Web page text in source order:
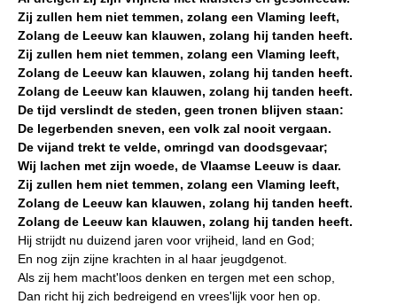
Zij zullen hem niet temmen, zolang een Vlaming leeft,
Zolang de Leeuw kan klauwen, zolang hij tanden heeft.
Zij zullen hem niet temmen, zolang een Vlaming leeft,
Zolang de Leeuw kan klauwen, zolang hij tanden heeft.
Zolang de Leeuw kan klauwen, zolang hij tanden heeft.
De tijd verslindt de steden, geen tronen blijven staan:
De legerbenden sneven, een volk zal nooit vergaan.
De vijand trekt te velde, omringd van doodsgevaar;
Wij lachen met zijn woede, de Vlaamse Leeuw is daar.
Zij zullen hem niet temmen, zolang een Vlaming leeft,
Zolang de Leeuw kan klauwen, zolang hij tanden heeft.
Zolang de Leeuw kan klauwen, zolang hij tanden heeft.
Hij strijdt nu duizend jaren voor vrijheid, land en God;
En nog zijn zijne krachten in al haar jeugdgenot.
Als zij hem macht'loos denken en tergen met een schop,
Dan richt hij zich bedreigend en vrees'lijk voor hen op.